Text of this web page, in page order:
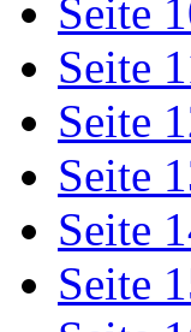
Seite
Seite
Seite
Seite
Seite
Seite